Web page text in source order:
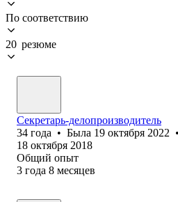
По соответствию
20 резюме
Секретарь-делопроизводитель
34 года • Была 19 октября 2022 •
18 октября 2018
Общий опыт
3 года 8 месяцев